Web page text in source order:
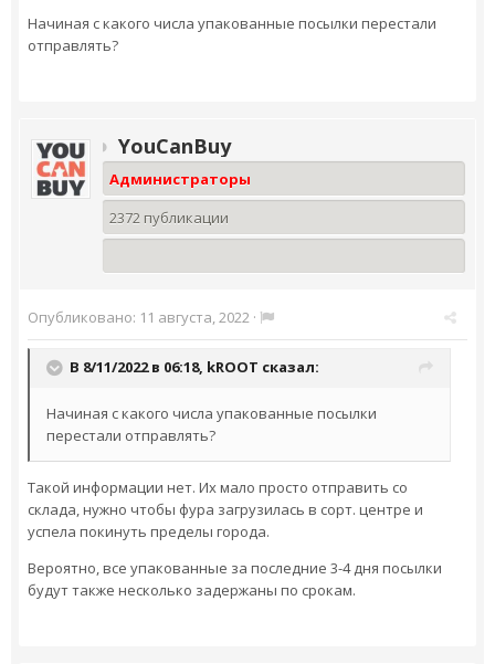
Начиная с какого числа упакованные посылки перестали
отправлять?
YouCanBuy
Администраторы
2372 публикации
Опубликовано: 11 августа, 2022 ·
В 8/11/2022 в 06:18, kROOT сказал:
Начиная с какого числа упакованные посылки
перестали отправлять?
Такой информации нет. Их мало просто отправить со
склада, нужно чтобы фура загрузилась в сорт. центре и
успела покинуть пределы города.
Вероятно, все упакованные за последние 3-4 дня посылки
будут также несколько задержаны по срокам.